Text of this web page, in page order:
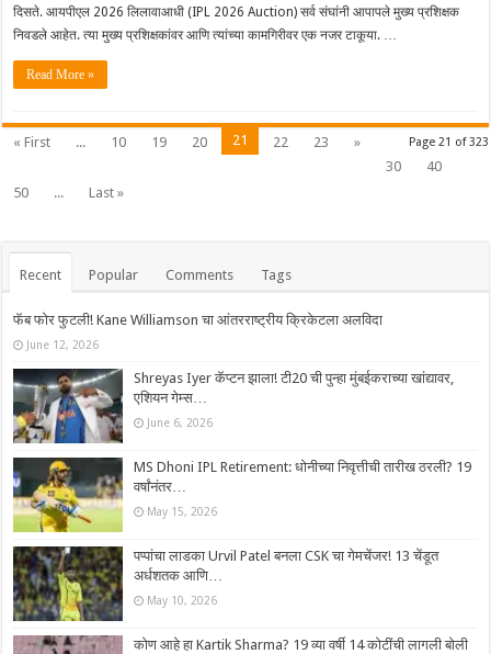
दिसते. आयपीएल 2026 लिलावाआधी (IPL 2026 Auction) सर्व संघांनी आपापले मुख्य प्रशिक्षक
निवडले आहेत. त्या मुख्य प्रशिक्षकांवर आणि त्यांच्या कामगिरीवर ‌एक नजर टाकूया. …
Read More »
Page 21 of 323
« First ... 10 19 20 21 22 23
»
30
40
50
... Last »
Recent Popular Comments Tags
फॅब फोर फुटली! Kane Williamson चा आंतरराष्ट्रीय क्रिकेटला अलविदा
June 12, 2026
Shreyas Iyer कॅप्टन झाला! टी20 ची पुन्हा मुंबईकराच्या खांद्यावर,
एशियन गेम्स…
June 6, 2026
MS Dhoni IPL Retirement: धोनीच्या निवृत्तीची तारीख ठरली? 19
वर्षांनंतर…
May 15, 2026
पप्पांचा लाडका Urvil Patel बनला CSK चा गेमचेंजर! 13 चेंडूत
अर्धशतक आणि…
May 10, 2026
कोण आहे हा Kartik Sharma? 19 व्या वर्षी 14 कोटींची लागली बोली